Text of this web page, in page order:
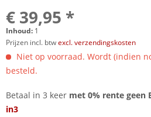
€ 39,95 *
Inhoud: 1
Prijzen incl. btwexcl. verzendingskosten
Niet op voorraad. Wordt (indien
besteld.
Betaal in 3 keer met 0% rente geen
in3